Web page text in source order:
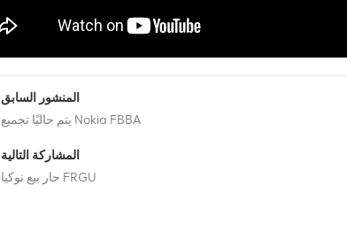
المنشور السابق
يتم حاليًا تجميع Nokia FBBA
المشاركة التالية
حار بيع نوكيا FRGU